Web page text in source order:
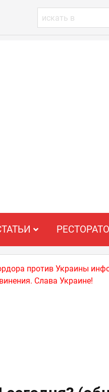
против Украины
Слава Украине!